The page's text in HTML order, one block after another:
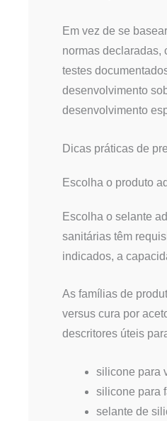
Em vez de se
normas declaradas,
testes
desenvolvimento
desenvolvimento
Dicas práticas de
Escolha o produto
Escolha o selante
sanitárias têm
indicados, a
As famílias de
versus cura por
descritores úteis
silicone para
silicone para
selante de